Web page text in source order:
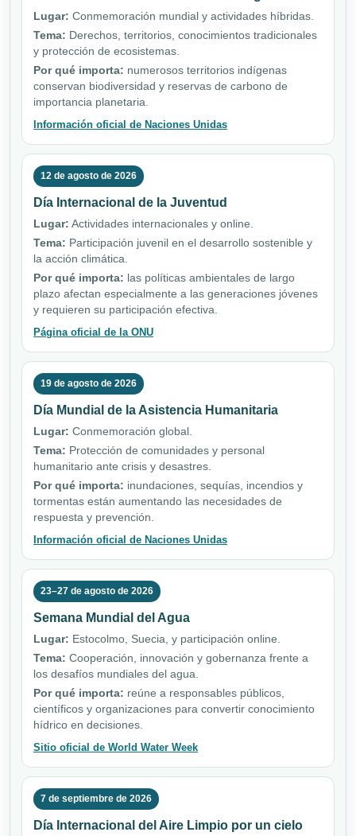
Lugar: Conmemoración mundial y actividades híbridas.
Tema: Derechos, territorios, conocimientos tradicionales
y protección de ecosistemas.
Por qué importa: numerosos territorios indígenas
conservan biodiversidad y reservas de carbono de
importancia planetaria.
Información oficial de Naciones Unidas
12 de agosto de 2026
Día Internacional de la Juventud
Lugar: Actividades internacionales y online.
Tema: Participación juvenil en el desarrollo sostenible y
la acción climática.
Por qué importa: las políticas ambientales de largo
plazo afectan especialmente a las generaciones jóvenes
y requieren su participación efectiva.
Página oficial de la ONU
19 de agosto de 2026
Día Mundial de la Asistencia Humanitaria
Lugar: Conmemoración global.
Tema: Protección de comunidades y personal
humanitario ante crisis y desastres.
Por qué importa: inundaciones, sequías, incendios y
tormentas están aumentando las necesidades de
respuesta y prevención.
Información oficial de Naciones Unidas
23–27 de agosto de 2026
Semana Mundial del Agua
Lugar: Estocolmo, Suecia, y participación online.
Tema: Cooperación, innovación y gobernanza frente a
los desafíos mundiales del agua.
Por qué importa: reúne a responsables públicos,
científicos y organizaciones para convertir conocimiento
hídrico en decisiones.
Sitio oficial de World Water Week
7 de septiembre de 2026
Día Internacional del Aire Limpio por un cielo